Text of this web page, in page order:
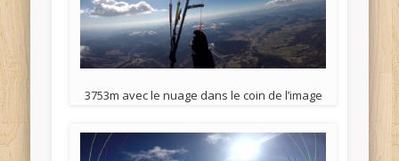
3753m avec le nuage dans le coin de l’image